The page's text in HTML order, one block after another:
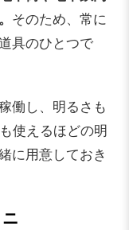
そのため、常に
具のひとつで
働し、明るさも
使えるほどの明
に用意しておき